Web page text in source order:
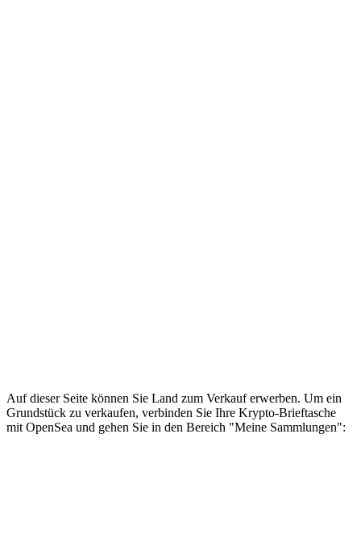
Auf dieser Seite können Sie Land zum Verkauf erwerben. Um ein
Grundstück zu verkaufen, verbinden Sie Ihre Krypto-Brieftasche
mit OpenSea und gehen Sie in den Bereich "Meine Sammlungen":